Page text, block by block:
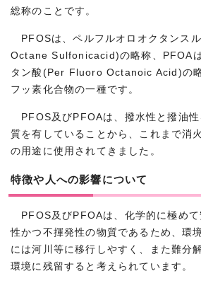
総称のことです。
PFOSは、ペルフルオロオクタンス
Octane Sulfonicacid)の略称、PFOA
タン酸(Per Fluoro Octanoic Acid)の
フッ素化合物の一種です。
PFOS及びPFOAは、撥水性と撥油性
質を有していることから、これまで消
の用途に使用されてきました。
特徴や人への影響について
PFOS及びPFOAは、化学的に極めて
性かつ不揮発性の物質であるため、環
には河川等に移行しやすく、また難分
環境に残留すると考えられています。